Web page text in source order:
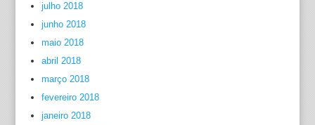
julho 2018
junho 2018
maio 2018
abril 2018
março 2018
fevereiro 2018
janeiro 2018